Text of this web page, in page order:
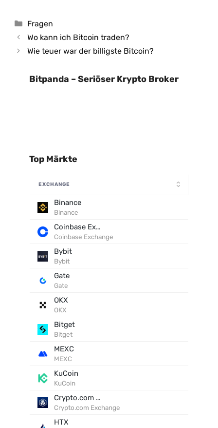
Kategorien
Fragen
Wo kann ich Bitcoin traden?
Wie teuer war der billigste Bitcoin?
Bitpanda – Seriöser Krypto Broker
Top Märkte
EXCHANGE
Binance
Binance
Coinbase Exchange
Coinbase Exchange
Bybit
Bybit
Gate
Gate
OKX
OKX
Bitget
Bitget
MEXC
MEXC
KuCoin
KuCoin
Crypto.com Exchange
Crypto.com Exchange
HTX